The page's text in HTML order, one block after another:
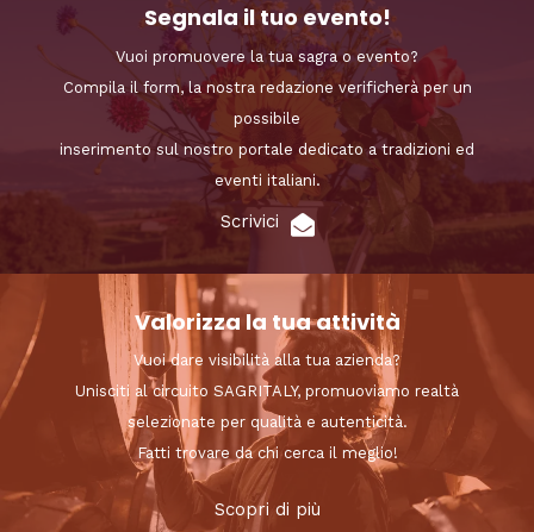
Segnala il tuo evento!
Vuoi promuovere la tua sagra o evento?
Compila il form, la nostra redazione verificherà per un
possibile
inserimento sul nostro portale dedicato a tradizioni ed
eventi italiani.
Scrivici
Valorizza la tua attività
Vuoi dare visibilità alla tua azienda?
Unisciti al circuito SAGRITALY, promuoviamo realtà
selezionate per qualità e autenticità.
Fatti trovare da chi cerca il meglio!
Scopri di più